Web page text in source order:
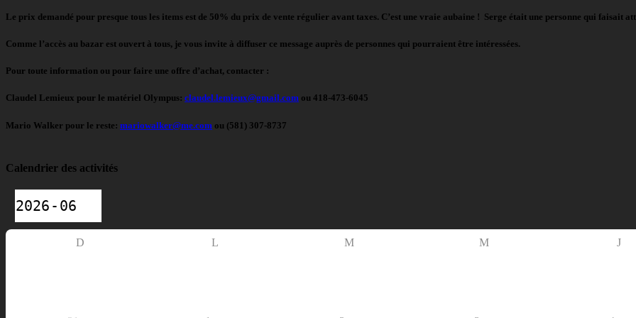
Le prix demandé pour presque tous les items est de 50% du prix de vente régulier avant taxes. C’est une vraie aubaine ! Serge était une personne qui faisait
Comme l’accès au bazar est ouvert à tous, je vous invite à diffuser ce message auprès de personnes qui pourraient être intéressées.
Pour toute information ou pour faire une offre d’achat, contacter :
Claudel Lemieux pour le matériel Olympus: claudel.lemieux@gmail.com ou 418-473-6045
Mario Walker pour le reste: mariowalker@me.com ou (581) 307-8737
Calendrier des activités
D L M M J